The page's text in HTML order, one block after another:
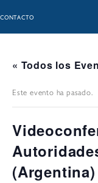
CONTACTO
« Todos los
Este evento ha pasado.
(Argentina)